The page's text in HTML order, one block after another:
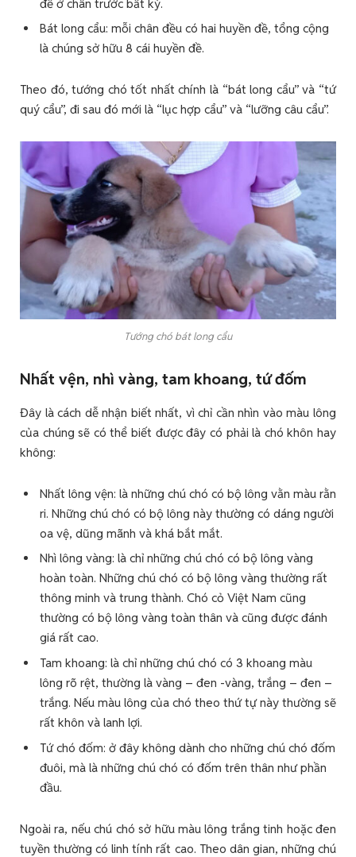
đề ở chân trước bất kỳ.
Bát long cẩu: mỗi chân đều có hai huyền đề, tổng cộng
là chúng sở hữu 8 cái huyền đề.
Theo đó, tướng chó tốt nhất chính là “bát long cẩu” và “tứ
quý cẩu”, đi sau đó mới là “lục hợp cẩu” và “lưỡng câu cẩu”.
Tướng chó bát long cẩu
Nhất vện, nhì vàng, tam khoang, tứ đốm
Đây là cách dễ nhận biết nhất, vì chỉ cần nhìn vào màu lông
của chúng sẽ có thể biết được đây có phải là chó khôn hay
không:
Nhất lông vện: là những chú chó có bộ lông vằn màu rằn
ri. Những chú chó có bộ lông này thường có dáng người
oa vệ, dũng mãnh và khá bắt mắt.
Nhì lông vàng: là chỉ những chú chó có bộ lông vàng
hoàn toàn. Những chú chó có bộ lông vàng thường rất
thông minh và trung thành. Chó cỏ Việt Nam cũng
thường có bộ lông vàng toàn thân và cũng được đánh
giá rất cao.
Tam khoang: là chỉ những chú chó có 3 khoang màu
lông rõ rệt, thường là vàng – đen -vàng, trắng – đen –
trắng. Nếu màu lông của chó theo thứ tự này thường sẽ
rất khôn và lanh lợi.
Tứ chó đốm: ở đây không dành cho những chú chó đốm
đuôi, mà là những chú chó có đốm trên thân như phần
đầu.
Ngoài ra, nếu chú chó sở hữu màu lông trắng tinh hoặc đen
tuyền thường có linh tính rất cao. Theo dân gian, những chú